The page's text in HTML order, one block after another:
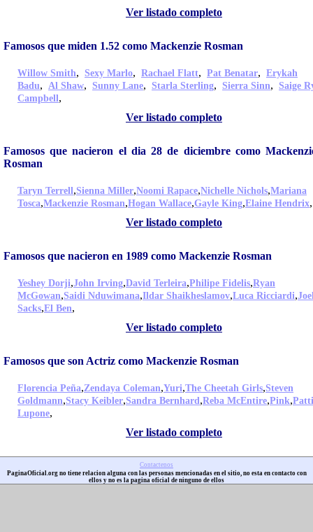
Ver listado completo
Famosos que miden 1.52 como Mackenzie Rosman
Willow Smith, Sexy Marlo, Rachael Flatt, Pat Benatar, Erykah
Badu, Al Shaw, Sunny Lane, Starla Sterling, Sierra Sinn, Saige
Campbell,
Ver listado completo
Famosos que nacieron el dia 28 de diciembre como
Rosman
Taryn Terrell,Sienna Miller,Noomi Rapace,Nichelle Nichols,Mariana
Tosca,Mackenzie Rosman,Hogan Wallace,Gayle King,Elaine Hendrix,
Ver listado completo
Famosos que nacieron en 1989 como Mackenzie Rosman
Yeshey Dorji,John Irving,David Terleira,Philipe Fidelis,Ryan
McGowan,Saidi Nduwimana,Ildar Shaikheslamov,Luca Ricciardi,
Sacks,El Ben,
Ver listado completo
Famosos que son Actriz como Mackenzie Rosman
Florencia Peña,Zendaya Coleman,Yuri,The Cheetah Girls,Steven
Goldmann,Stacy Keibler,Sandra Bernhard,Reba McEntire,Pink,Patti
Lupone,
Ver listado completo
Contactenos
PaginaOficial.org no tiene relacion alguna con las personas mencionadas en el sitio, no esta en contacto con
ellos y no es la pagina oficial de ninguno de ellos